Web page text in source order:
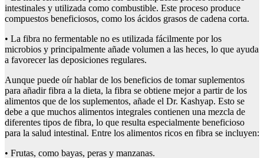
intestinales y utilizada como combustible. Este proceso produce
compuestos beneficiosos, como los ácidos grasos de cadena corta.
• La fibra no fermentable no es utilizada fácilmente por los
microbios y principalmente añade volumen a las heces, lo que ayuda
a favorecer las deposiciones regulares.
Aunque puede oír hablar de los beneficios de tomar suplementos
para añadir fibra a la dieta, la fibra se obtiene mejor a partir de los
alimentos que de los suplementos, añade el Dr. Kashyap. Esto se
debe a que muchos alimentos integrales contienen una mezcla de
diferentes tipos de fibra, lo que resulta especialmente beneficioso
para la salud intestinal. Entre los alimentos ricos en fibra se incluyen:
• Frutas, como bayas, peras y manzanas.